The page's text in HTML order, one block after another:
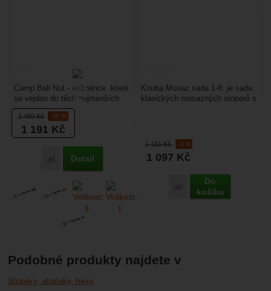
1 490Kč -20 %
1 191 Kč
Porovnat
Detail
Camp Ball Nut - vklíněnce. které
se vejdou do těch nejmenších
spár a trhlinek. Barevně
rozlišené velikosti...
1 131Kč -3 %
1 097 Kč
Porovnat
Do
košíku
Kouba Mosaz sada 1-8: je sada
klasických mosazných stoperů s
Podobné produkty najdete v
Stopery, abalaky, hexy